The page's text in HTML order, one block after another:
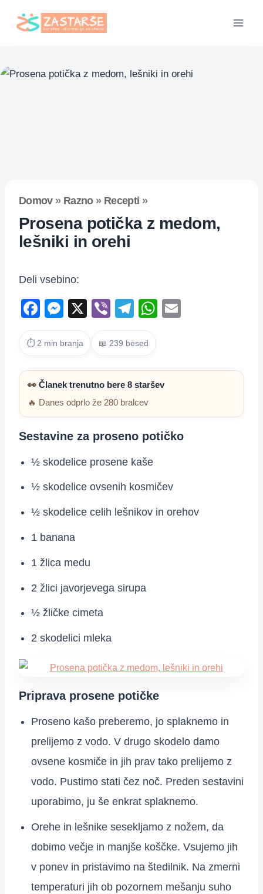
Domov» Razno» Recepti »
Prosena potička z medom,
lešniki in orehi
Deli vsebino:
F
a
c
e
b
o
o
k
M
e
ss
e
n
g
er
X
Vi
b
er
T
el
e
gr
a
m
W
s
A
p
⏱ 2 min branja 📖 239 besed
👀 Članek trenutno bere 8 staršev
🔥 Danes odprlo že 280 bralcev
Sestavine za proseno potičko
½ skodelice prosene kaše
½ skodelice ovsenih kosmičev
½ skodelice celih lešnikov in orehov
1 banana
1 žlica medu
2 žlici javorjevega sirupa
½ žličke cimeta
2 skodelici mleka
Priprava prosene potičke
Proseno kašo preberemo, jo splaknemo in
prelijemo z vodo. V drugo skodelo damo
ovsene kosmiče in jih prav tako prelijemo z
vodo. Pustimo stati čez noč. Preden sestavini
uporabimo, ju še enkrat splaknemo.
Orehe in lešnike sesekljamo z nožem, da
dobimo večje in manjše koščke. Vsujemo jih
v ponev in pristavimo na štedilnik. Na zmerni
temperaturi jih ob pozornem mešanju suho